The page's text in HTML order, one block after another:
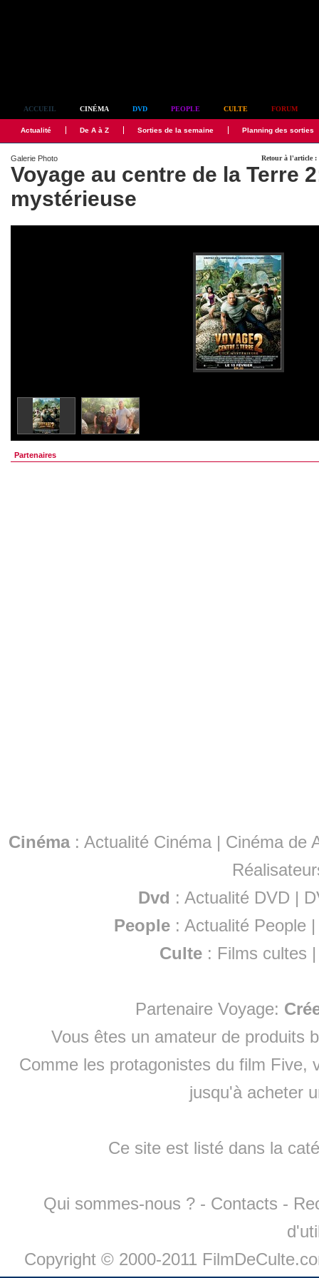
ACCUEIL CINÉMA DVD PEOPLE CULTE FORUM
Actualité De A à Z Sorties de la semaine Planning des sorties
Retour à l'article :
Galerie Photo
Voyage au centre de la Terre
mystérieuse
Partenaires
Cinéma: Actualité Cinéma | Cinéma de
Dvd : Actualité DVD |
People :Actualité People
Culte : Films cultes
Partenaire Voyage:
Vous êtes un amateur de produits
Comme les protagonistes du film Five,
jusqu'à acheter
Ce site est listé dans la
Qui sommes-nous ? - Contacts -
Copyright © 2000-2011